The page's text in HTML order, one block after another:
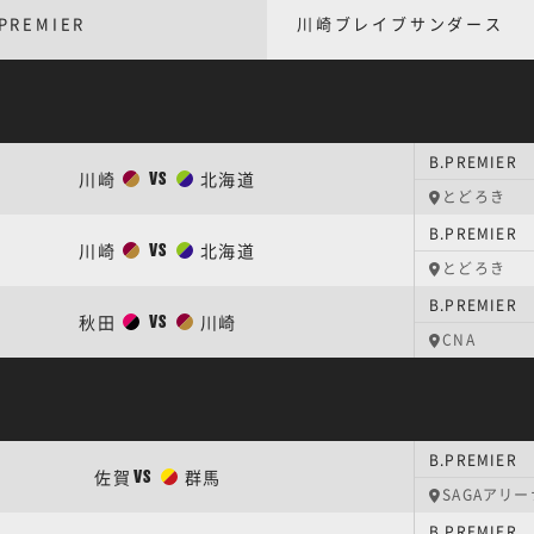
川崎ブレイブサンダース
川崎 VS 北海道
B.PREMIER
とどろき
川崎 VS 北海道
B.PREMIER
とどろき
秋田 VS 川崎
CNA
佐賀 VS 群馬
SAGAアリー